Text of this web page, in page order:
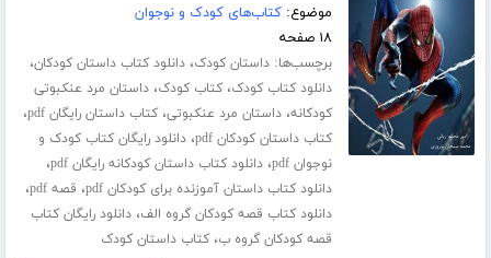
موضوع:کتاب‌های کودک و نوجوان
۱۸ صفحه
برچسب‌ها:داستان کودک،دانلود کتاب داستان کودکان،
دانلود کتاب کودک،کتاب کودک،داستان مرد عنکبوتی
کودکانه،داستان مرد عنکبوتی،کتاب داستان رایگان pdf ،
کتاب داستان کودکان pdf ،دانلود رایگان کتاب کودک و
نوجوان pdf
،دانلود کتاب داستان کودکانه رایگان pdf ،
دانلود کتاب داستان آموزنده برای کودکان pdf ، قصه pdf ،
دانلود کتاب قصه کودکان گروه الف،دانلود رایگان کتاب
قصه کودکان گروه ب،کتاب داستان کودک